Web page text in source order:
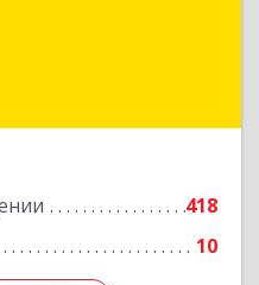
418
10
край, Хабаровск г,